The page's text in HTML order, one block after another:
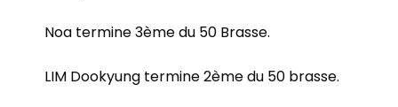
Noa termine 3ème du 50 Brasse.
LIM Dookyung termine 2ème du 50 brasse.